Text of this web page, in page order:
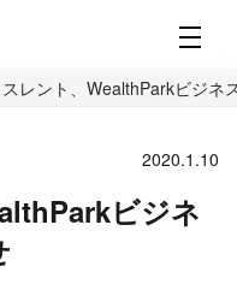
レント、WealthParkビジネ
2020.1.10
ビジネ